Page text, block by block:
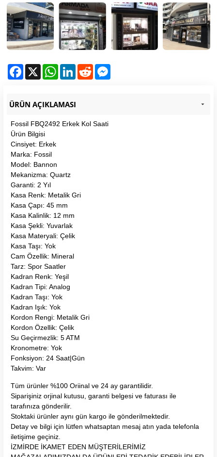
Facebook
X WhatsAppLinkedInReddit
ÜRÜN AÇIKLAMASI
Fossil FBQ2492 Erkek Kol Saati
Ürün Bilgisi
Cinsiyet: Erkek
Marka: Fossil
Model: Bannon
Mekanizma: Quartz
Garanti: 2 Yıl
Kasa Renk: Metalik Gri
Kasa Çapı: 45 mm
Kasa Kalinlik: 12 mm
Kasa Şekli: Yuvarlak
Kasa Materyali: Çelik
Kasa Taşı: Yok
Cam Özellik: Mineral
Tarz: Spor Saatler
Kadran Renk: Yeşil
Kadran Tipi: Analog
Kadran Taşı: Yok
Kadran Işık: Yok
Kordon Rengi: Metalik Gri
Kordon Özellik: Çelik
Su Geçirmezlik: 5 ATM
Kronometre: Yok
Fonksiyon: 24 Saat|Gün
Takvim: Var
Tüm ürünler %100 Oriinal ve 24 ay garantilidir.
Siparişiniz orjinal kutusu, garanti belgesi ve faturası ile
tarafınıza gönderilir.
Stoktaki ürünler aynı gün kargo ile gönderilmektedir.
Detay ve bilgi için lütfen whatsaptan mesaj atın yada telefonla
iletişime geçiniz.
İZMİRDE İKAMET EDEN MÜŞTERİLERİMİZ